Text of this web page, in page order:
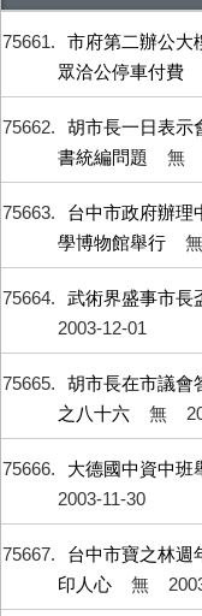
75661
市府第二辦公大
眾洽公停車付費
75662
胡市長一日表
書統編問題
無
75663
台中市政府辦理
學博物館舉行
無
75664 武術界盛事市
2003-12-01
75665
胡市長在市議會
之八十六
無
75666 大德國中資中班
2003-11-30
75667
台中市寶之林
印人心
無